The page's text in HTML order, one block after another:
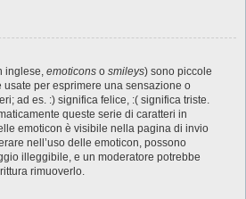
inglese, emoticons o smileys) sono piccole
per esprimere una sensazione o
ad es. :) significa felice, :( significa triste.
queste serie di caratteri in
emoticon è visibile nella pagina di invio
nell’uso delle emoticon, possono
illeggibile, e un moderatore potrebbe
rimuoverlo.